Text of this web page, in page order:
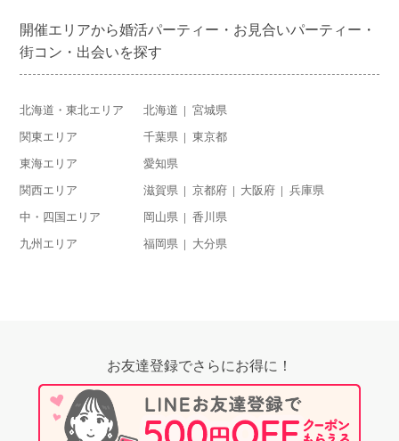
開催エリアから婚活パーティー・お見合いパーティー・
街コン・出会いを探す
北海道・東北エリア 北海道 宮城県
関東エリア 千葉県 東京都
東海エリア 愛知県
関西エリア 滋賀県 京都府 大阪府 兵庫県
中・四国エリア 岡山県 香川県
九州エリア 福岡県 大分県
お友達登録でさらにお得に！